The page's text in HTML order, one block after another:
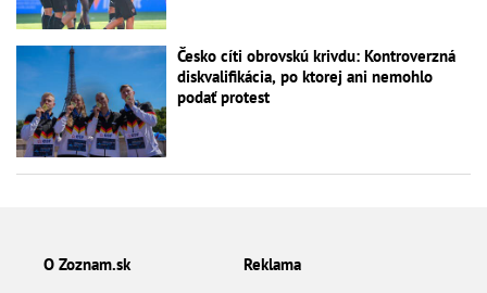
Česko cíti obrovskú krivdu: Kontroverzná
diskvalifikácia, po ktorej ani nemohlo
podať protest
O Zoznam.sk Reklama